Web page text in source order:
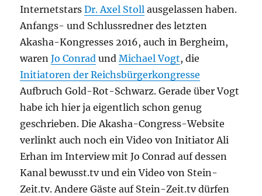
InternetstarsDr. Axel Stoll ausgelassen haben.
Anfangs- und Schlussredner des letzten
Akasha-Kongresses 2016, auch in Bergheim,
warenJo Conrad undMichael Vogt, die
Initiatoren der Reichsbürgerkongresse
Aufbruch Gold-Rot-Schwarz. Gerade über Vogt
habe ich hier ja eigentlich schon genug
geschrieben. Die Akasha-Congress-Website
verlinkt auch noch ein Video von Initiator Ali
Erhan im Interview mit Jo Conrad auf dessen
Kanal bewusst.tv und ein Video von Stein-
Zeit.tv. Andere Gäste auf Stein-Zeit.tv dürfen